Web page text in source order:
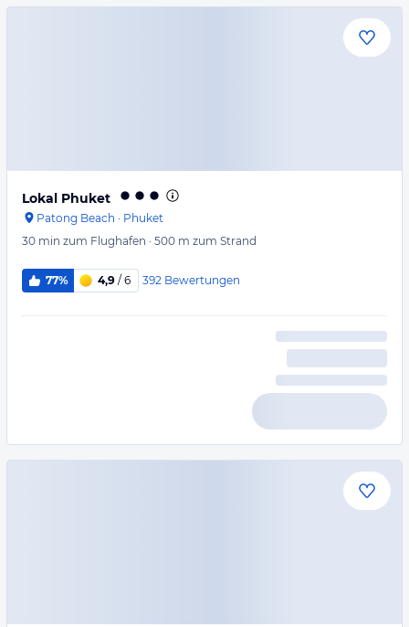
Lokal Phuket
Patong Beach · Phuket
30 min zum Flughafen · 500 m zum Strand
77% 4,9 / 6 392 Bewertungen